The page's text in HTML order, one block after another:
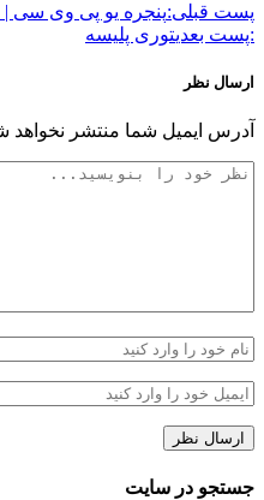
پست قبلی:پنجره یو پی وی سی |
:پست بعدیتوری پلیسه
ارسال نظر
آدرس ایمیل شما منتشر نخواهد
جستجو در سایت